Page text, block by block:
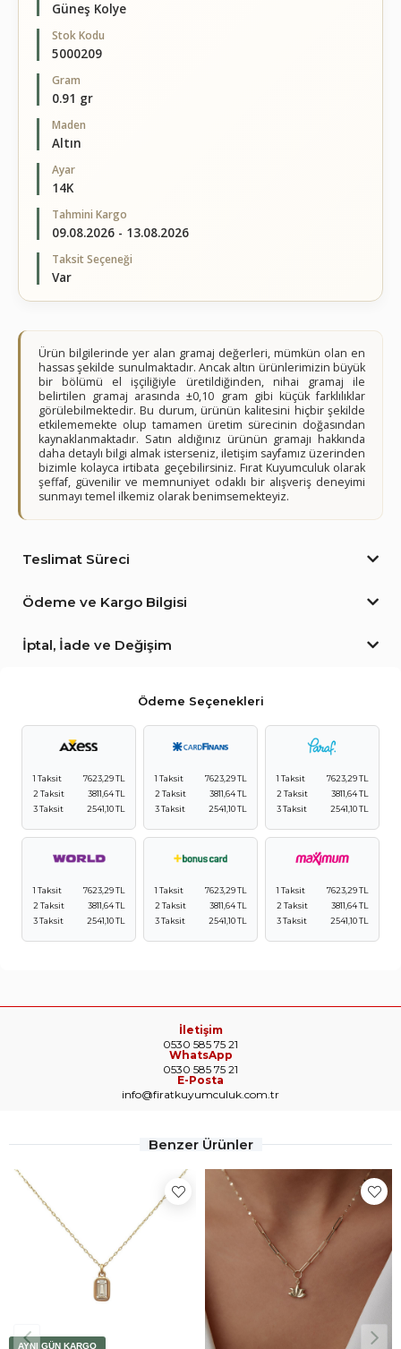
Güneş Kolye
Stok Kodu
5000209
Gram
0.91 gr
Maden
Altın
Ayar
14K
Tahmini Kargo
09.08.2026 - 13.08.2026
Taksit Seçeneği
Var
Ürün bilgilerinde yer alan gramaj değerleri, mümkün olan en
hassas şekilde sunulmaktadır. Ancak altın ürünlerimizin büyük
bir bölümü el işçiliğiyle üretildiğinden, nihai gramaj ile
belirtilen gramaj arasında ±0,10 gram gibi küçük farklılıklar
görülebilmektedir. Bu durum, ürünün kalitesini hiçbir şekilde
etkilememekte olup tamamen üretim sürecinin doğasından
kaynaklanmaktadır. Satın aldığınız ürünün gramajı hakkında
daha detaylı bilgi almak isterseniz, iletişim sayfamız üzerinden
bizimle kolayca irtibata geçebilirsiniz. Fırat Kuyumculuk olarak
şeffaf, güvenilir ve memnuniyet odaklı bir alışveriş deneyimi
sunmayı temel ilkemiz olarak benimsemekteyiz.
Teslimat Süreci
Ödeme ve Kargo Bilgisi
İptal, İade ve Değişim
Ödeme Seçenekleri
1 Taksit
7623,29 TL
2 Taksit
3811,64 TL
3 Taksit
2541,10 TL
1 Taksit
7623,29 TL
2 Taksit
3811,64 TL
3 Taksit
2541,10 TL
1 Taksit
7623,29 TL
2 Taksit
3811,64 TL
3 Taksit
2541,10 TL
1 Taksit
7623,29 TL
2 Taksit
3811,64 TL
3 Taksit
2541,10 TL
1 Taksit
7623,29 TL
2 Taksit
3811,64 TL
3 Taksit
2541,10 TL
1 Taksit
7623,29 TL
2 Taksit
3811,64 TL
3 Taksit
2541,10 TL
İletişim
0530 585 75 21
WhatsApp
0530 585 75 21
E-Posta
info@firatkuyumculuk.com.tr
Benzer Ürünler